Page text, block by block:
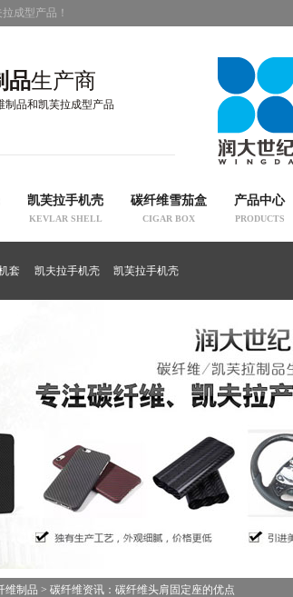
成型产品！
品生产商
制品和凯芙拉成型产品
凯芙拉手机壳
KEVLAR SHELL
碳纤维雪茄盒
CIGAR BOX
产品中心
PRODUCTS
套 凯夫拉手机壳 凯芙拉手机壳
维制品 > 碳纤维资讯：碳纤维头肩固定座的优点